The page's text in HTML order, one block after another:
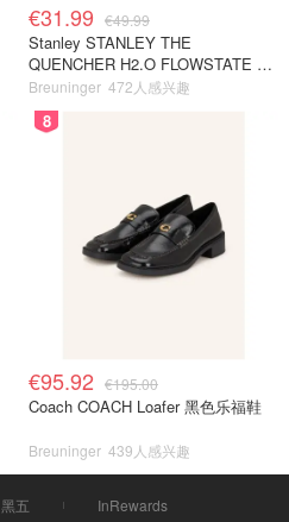
€31.99 €49.99
Stanley STANLEY THE
QUENCHER H2.O FLOWSTATE 保
温杯 1.18L 黑色
Breuninger 472人感兴趣
8
€95.92 €195.00
Coach COACH Loafer 黑色乐福鞋
Breuninger 439人感兴趣
黑五 InRewards